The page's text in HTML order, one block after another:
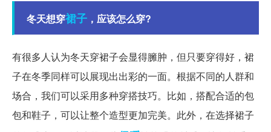
冬天想穿裙子 ，应该怎么穿?
有很多人认为冬天穿裙子会显得臃肿，但只要穿得好，裙
子在冬季同样可以展现出出彩的一面。根据不同的人群和
场合，我们可以采用多种穿搭技巧。比如，搭配合适的包
包和鞋子，可以让整个造型更加完美。此外，在选择裙子